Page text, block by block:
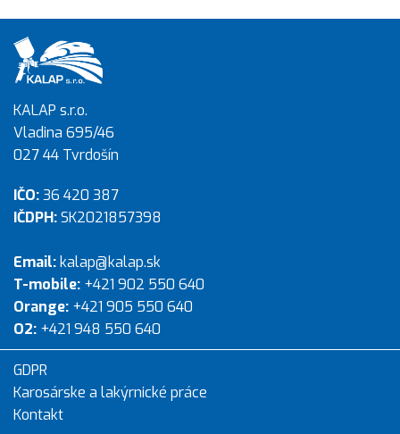
KALAP s.r.o.
Vladina 695/46
027 44 Tvrdošín
IČO:36 420 387
IČDPH:SK2021857398
Email:kalap@kalap.sk
T-mobile: +421 902 550 640
Orange: +421 905 550 640
O2: +421 948 550 640
GDPR
Karosárske a lakýrnické práce
Kontakt